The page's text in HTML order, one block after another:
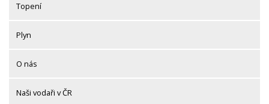
Topení
Plyn
O nás
Naši vodaři v ČR